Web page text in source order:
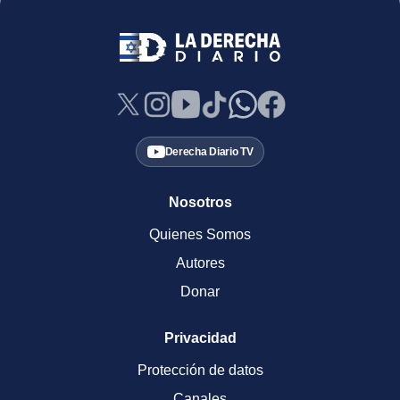
Derecha Diario TV
Nosotros
Quienes Somos
Autores
Donar
Privacidad
Protección de datos